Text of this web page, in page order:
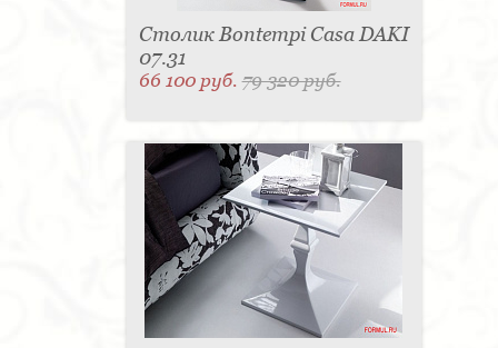
Столик Bontempi Casa DAKI
07.31
66 100 руб.79 320 руб.